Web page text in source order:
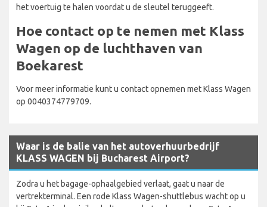
het voertuig te halen voordat u de sleutel teruggeeft.
Hoe contact op te nemen met Klass
Wagen op de luchthaven van
Boekarest
Voor meer informatie kunt u contact opnemen met Klass Wagen
op 0040374779709.
Waar is de balie van het autoverhuurbedrijf
KLASS WAGEN bij Bucharest Airport?
Zodra u het bagage-ophaalgebied verlaat, gaat u naar de
vertrekterminal. Een rode Klass Wagen-shuttlebus wacht op u